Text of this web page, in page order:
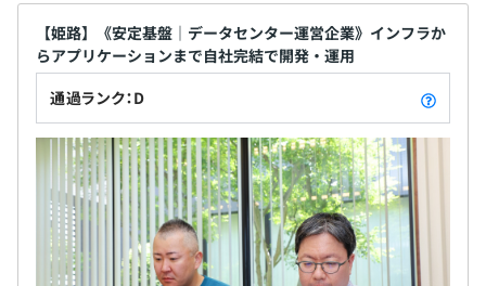
【姫路】《安定基盤｜データセンター運営企業》インフラか
らアプリケーションまで自社完結で開発・運用
通過ランク：D